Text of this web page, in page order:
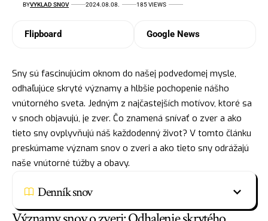
BYVYKLAD SNOV 2024.08.08. 185 VIEWS
Flipboard Google News
Sny sú fascinujúcim oknom do našej podvedomej mysle,
odhaľujúce skryté významy a hlbšie pochopenie nášho
vnútorného sveta. Jedným z najčastejších motívov, ktoré sa
v snoch objavujú, je zver. Čo znamená snívať o zver a ako
tieto sny ovplyvňujú náš každodenný život? V tomto článku
preskúmame význam snov o zveri a ako tieto sny odrážajú
naše vnútorné túžby a obavy.
Denník snov